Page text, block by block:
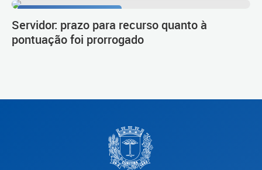
Servidor: prazo para recurso quanto à
pontuação foi prorrogado